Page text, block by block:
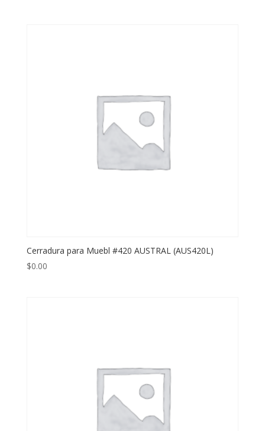
Cerradura para Muebl #420 AUSTRAL (AUS420L)
$0.00